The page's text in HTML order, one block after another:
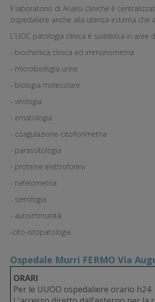
Il laboratorio di Analisi cliniche è
ospedaliere anche alla utenza esterna
L'UOC patologia clinica è suddivisa in aree
- biochimica clinica ed immunometria
- microbiologia urine
- biologia molecolare
- virologia
- ematologia
- coagulazione-citoflorimetria
- parassitologia
- proteine elettroforesi
- nefelometria
- sierologia
- autoimmunità
-cito-istopatologia
Ospedale Murri FERMO Via
ORARI
Per le UUOO ospedaliere orario h24